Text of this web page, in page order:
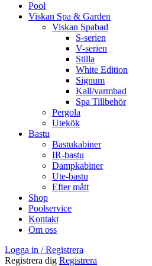
Pool
Viskan Spa & Garden
Viskan Spabad
S-serien
V-serien
Stilla
White Edition
Signum
Kall/varmbad
Spa Tillbehör
Pergola
Utekök
Bastu
Bastukabiner
IR-bastu
Dampkabiner
Ute-bastu
Efter mått
Shop
Poolservice
Kontakt
Om oss
Logga in / Registrera
Registrera dig Registrera